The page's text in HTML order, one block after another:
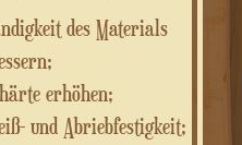
des Materials
erhöhen;
und Abriebfestigkeit;